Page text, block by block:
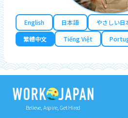
English 日本語 やさしい日
繁體中文
Tiếng Việt
Believe, Aspire, Get Hired